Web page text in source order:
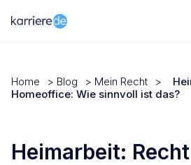
Home > Blog > Mein Recht >
Homeoffice: Wie sinnvoll ist das?
Heimarbeit: